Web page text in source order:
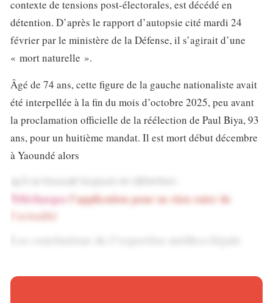
contexte de tensions post-électorales, est décédé en
détention. D’après le rapport d’autopsie cité mardi 24
février par le ministère de la Défense, il s’agirait d’une
« mort naturelle ».
Âgé de 74 ans, cette figure de la gauche nationaliste avait
été interpellée à la fin du mois d’octobre 2025, peu avant
la proclamation officielle de la réélection de Paul Biya, 93
ans, pour un huitième mandat. Il est mort début décembre
à Yaoundé alors
Téléchargezl’application pour ne rien rater de
l’actualité
les antennes du media national, CRTV, l’examen médico-